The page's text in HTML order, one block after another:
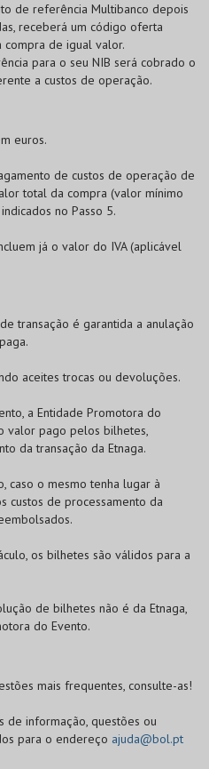
de referência Multibanco depois
receberá um código oferta
compra de igual valor.
para o seu NIB será cobrado o
a custos de operação.
euros.
de custos de operação de
total da compra (valor mínimo
no Passo 5.
já o valor do IVA (aplicável
transação é garantida a anulação
aceites trocas ou devoluções.
a Entidade Promotora do
valor pago pelos bilhetes,
da transação da Etnaga.
caso o mesmo tenha lugar à
custos de processamento da
os bilhetes são válidos para a
de bilhetes não é da Etnaga,
do Evento.
mais frequentes, consulte-as!
de informação, questões ou
para o endereço ajuda@bol.pt